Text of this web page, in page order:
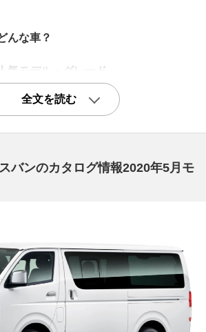
んな車？
気モデル・グレード
いかが？「リラクベース（TypeⅡ）標
エース発売50周年を機にモデリスタ
をデザインコンセプトとし、外装には
インに用いた架装装備、特別設定のボ
モデルで、人気のあるハイエースの中
あり、とくに一括査定では期待が持て
全文を読む
バンのカタログ情報2020年5月モ